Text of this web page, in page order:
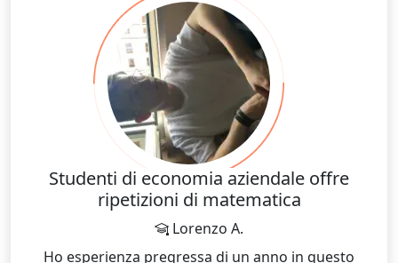
Studenti di economia aziendale offre
ripetizioni di matematica
Lorenzo A.
Ho esperienza pregressa di un anno in questo